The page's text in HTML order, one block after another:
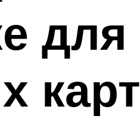
для
карт